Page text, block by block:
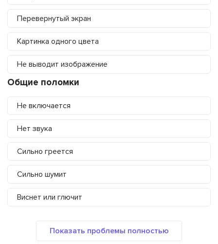
Перевернутый экран
Картинка одного цвета
Не выводит изображение
Общие поломки
Не включается
Нет звука
Сильно греется
Сильно шумит
Виснет или глючит